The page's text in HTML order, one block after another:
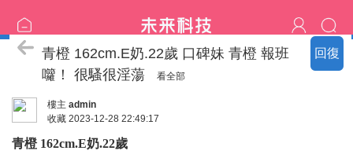
回復
臺中の名單
青橙 162cm.E奶.22歲 口碑妹 青橙 報班
囖！ 很騷很淫蕩
看全部
樓主 admin
收藏 2023-12-28 22:49:17
青橙 162cm.E奶.22歲